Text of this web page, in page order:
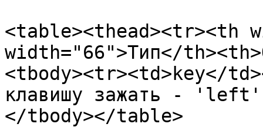
<table><thead><tr><th
width="66">Тип</
<tbody><tr><td>key</
клавишу зажать -
</tbody></table>